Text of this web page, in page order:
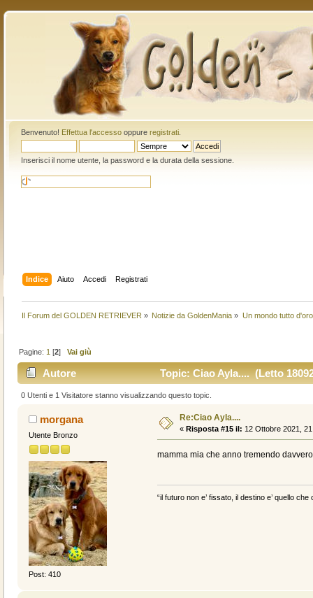
Benvenuto! Effettua l'accessooppure registrati.
Inserisci il nome utente, la password e la durata della sessione.
Indice Aiuto Accedi Registrati
Il Forum del GOLDEN RETRIEVER » Notizie da GoldenMania » Un mondo tutto
Pagine: 1 [2]Vai giù
Autore Topic: Ciao Ayla.... (Letto
0 Utenti e 1 Visitatore stanno visualizzando questo topic.
morgana
Utente Bronzo
Post: 410
Re:Ciao Ayla....
« Risposta #15 il: 12 Ottobre 2021,
mamma mia che anno tremendo
“il futuro non e’ fissato, il destino e’ quello